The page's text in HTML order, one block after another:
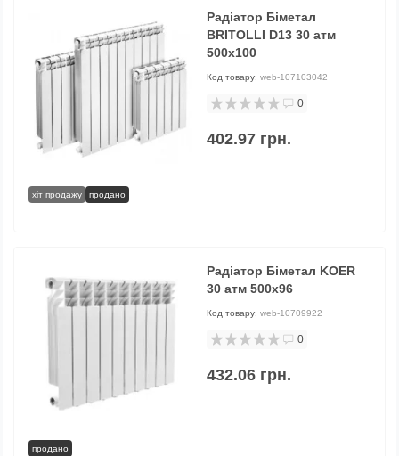
хіт продажу продано
Радіатор Біметал
BRITOLLI D13 30 атм
500х100
Код товару: web-107103042
0
402.97 грн.
продано
Радіатор Біметал KOER
30 атм 500х96
Код товару: web-10709922
0
432.06 грн.